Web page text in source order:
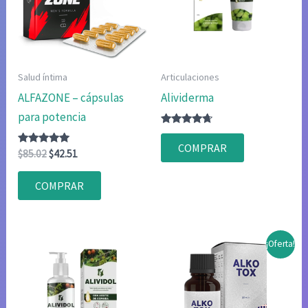
Salud íntima
ALFAZONE – cápsulas
para potencia
Valorado
con
4.83
de 5
$85.02El
original
era:
$42.51El
actual
es:
COMPRAR
Articulaciones
Alividerma
Valorado
4.50
de 5
COMPRAR
¡Oferta!